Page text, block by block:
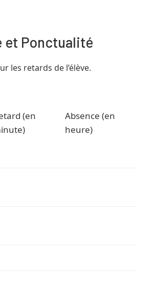
et Ponctualité
les retards de l’élève.
(en
Absence (en
heure)